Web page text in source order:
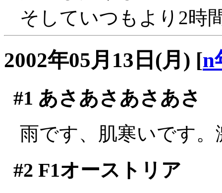
そしていつもより2時
2002年05月13日(月) [n
#1 あさあさあさあさ
雨です、肌寒いです
#2 F1オーストリア